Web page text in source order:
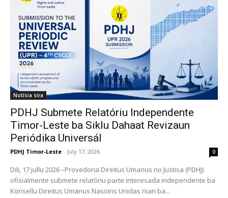
Notísia sira
PDHJ Submete Relatóriu Independente
Timor-Leste ba Siklu Dahaat Revizaun
Periódika Universál
PDHJ Timor-Leste - July 17, 2026 0
Dili, 17 jullu 2026 –Provedoria Direitus Umanus no Justisa (PDHJ)
ofisialmente submete relatóriu parte interesada independente ba
Konsellu Direitus Umanus Nasoins Unidas nian ba...